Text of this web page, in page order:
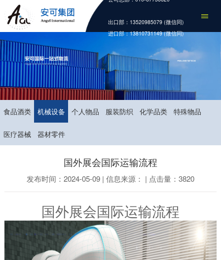
出口部：13520985079 (微信同)
进口部：13810731149 (微信同)
食品酒类 机械设备 个人物品 服装防织 化学品类 特殊物品
医疗器械 器材零件
国外展会国际运输流程
发布时间：2024-05-09 | 信息来源： | 点击量：3820
国外展会国际运输流程